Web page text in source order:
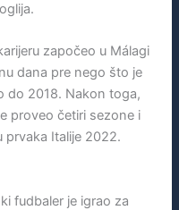
započeo u Málagi
dana pre nego što je
do 2018. Nakon toga,
proveo četiri sezone i
prvaka Italije 2022.
fudbaler je igrao za